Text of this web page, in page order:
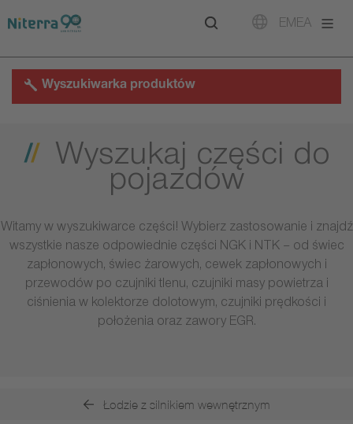
to
to
to
EMEA
Wyszukiwarka produktów
Wyszukaj części do
pojazdów
Witamy w wyszukiwarce części! Wybierz zastosowanie i znajdź
wszystkie nasze odpowiednie części NGK i NTK – od świec
zapłonowych, świec żarowych, cewek zapłonowych i
przewodów po czujniki tlenu, czujniki masy powietrza i
ciśnienia w kolektorze dolotowym, czujniki prędkości i
położenia oraz zawory EGR.
Łodzie z silnikiem wewnętrznym